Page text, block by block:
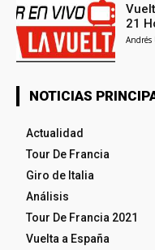
21
Andrés
NOTICIAS
Actualidad
Tour De Francia
Giro de Italia
Análisis
Tour De Francia 2021
Vuelta a España